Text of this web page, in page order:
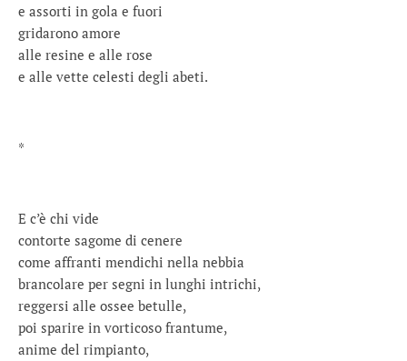
e assorti in gola e fuori
gridarono amore
alle resine e alle rose
e alle vette celesti degli abeti.
*
E c’è chi vide
contorte sagome di cenere
come affranti mendichi nella nebbia
brancolare per segni in lunghi intrichi,
reggersi alle ossee betulle,
poi sparire in vorticoso frantume,
anime del rimpianto,